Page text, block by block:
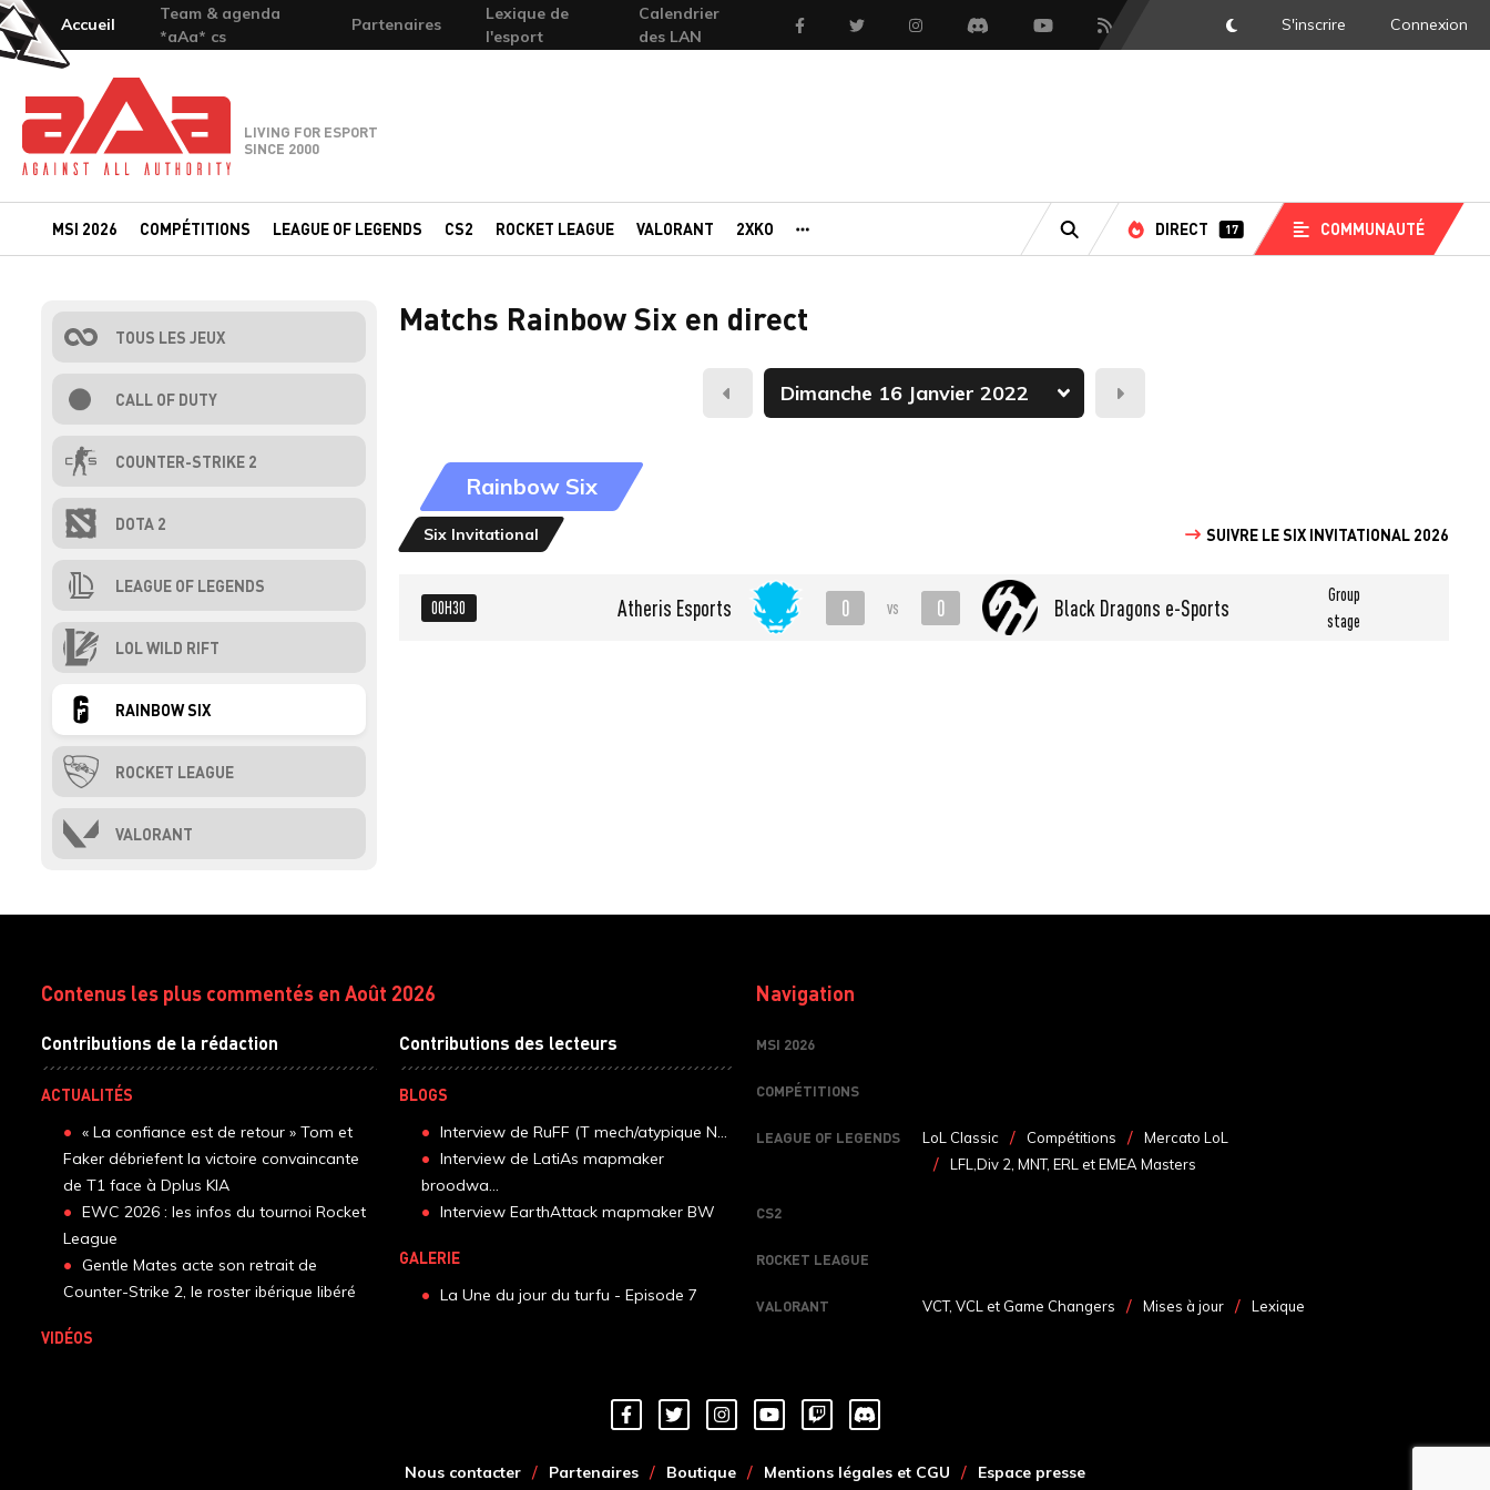
Accueil
Team & agenda
*aAa* cs
Partenaires
Lexique de
l'esport
Calendrier
des LAN
FacebookTwitter InstagramDiscord YoutubeFlux RSS DarkMode
S'inscrire Connexion
Team-aAa - against All authority
LIVING FOR ESPORT
SINCE 2000
MSI 2026 COMPÉTITIONS LEAGUE OF LEGENDS CS2 ROCKET LEAGUE VALORANT 2XKO
RECHERCHE
DIRECT 17 COMMUNAUTÉ
TOUS LES JEUX
CALL OF DUTY
COUNTER-STRIKE 2
DOTA 2
LEAGUE OF LEGENDS
LOL WILD RIFT
RAINBOW SIX
ROCKET LEAGUE
VALORANT
Matchs Rainbow Six en direct
Hier Demain
Rainbow Six
Six Invitational SUIVRE LE SIX INVITATIONAL 2026
00H30 Atheris Esports 0 vs 0 Black Dragons e-Sports
Group
stage
Contenus les plus commentés en Août 2026
Contributions de la rédaction
ACTUALITÉS
« La confiance est de retour » Tom et
Faker débriefent la victoire convaincante
de T1 face à Dplus KIA
EWC 2026 : les infos du tournoi Rocket
League
Gentle Mates acte son retrait de
Counter-Strike 2, le roster ibérique libéré
VIDÉOS
Contributions des lecteurs
BLOGS
Interview de RuFF (T mech/atypique N...
Interview de LatiAs mapmaker
broodwa...
Interview EarthAttack mapmaker BW
GALERIE
La Une du jour du turfu - Episode 7
Navigation
MSI 2026
COMPÉTITIONS
LEAGUE OF LEGENDS LoL Classic Compétitions
Mercato LoL
LFL,Div 2, MNT, ERL et EMEA Masters
CS2
ROCKET LEAGUE
VALORANT VCT, VCL et Game Changers Mises à jour Lexique
Nous contacter Partenaires Boutique Mentions légales et CGU Espace presse